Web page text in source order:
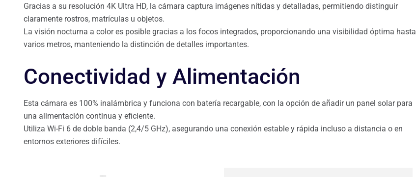
Gracias a su resolución 4K Ultra HD, la cámara captura imágenes nítidas y detalladas, permitiendo distinguir
claramente rostros, matrículas u objetos.
La visión nocturna a color es posible gracias a los focos integrados, proporcionando una visibilidad óptima hasta
varios metros, manteniendo la distinción de detalles importantes.
Conectividad y Alimentación
Esta cámara es 100% inalámbrica y funciona con batería recargable, con la opción de añadir un panel solar para
una alimentación continua y eficiente.
Utiliza Wi-Fi 6 de doble banda (2,4/5 GHz), asegurando una conexión estable y rápida incluso a distancia o en
entornos exteriores difíciles.